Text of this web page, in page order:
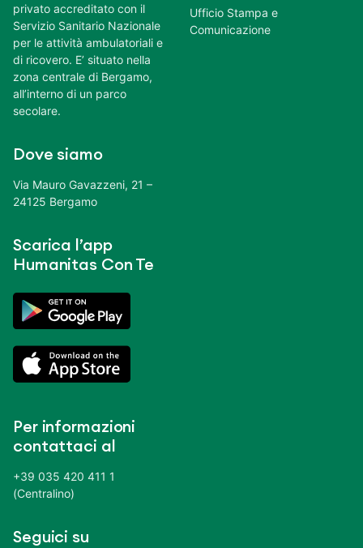
privato accreditato con il
Servizio Sanitario Nazionale
per le attività ambulatoriali e
di ricovero. E’ situato nella
zona centrale di Bergamo,
all’interno di un parco
secolare.
Dove siamo
Via Mauro Gavazzeni, 21 –
24125 Bergamo
Scarica l’app
Humanitas Con Te
Per informazioni
contattaci al
+39 035 420 411 1
(Centralino)
Seguici su
Ufficio Stampa e
Comunicazione